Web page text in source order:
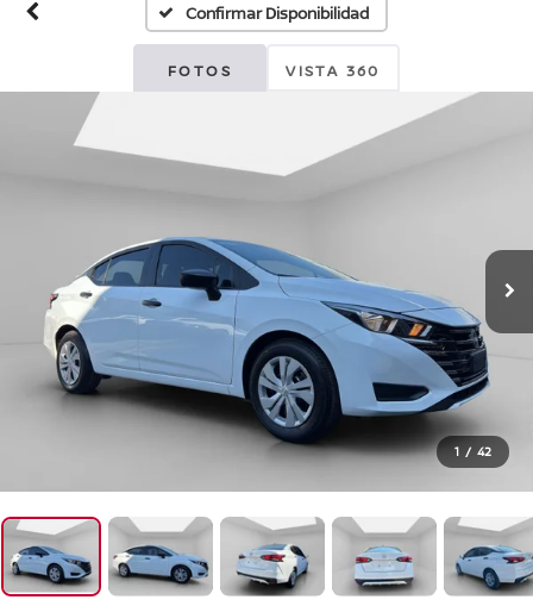
Confirmar Disponibilidad
FOTOS VISTA 360
1 / 42